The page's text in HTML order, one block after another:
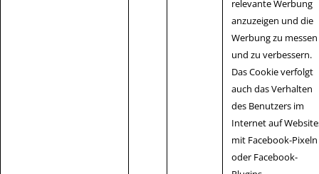
relevante Werbung
anzuzeigen und die
Werbung zu messen
und zu verbessern.
Das Cookie verfolgt
auch das Verhalten
des Benutzers im
Internet auf
mit Facebook-Pixeln
oder Facebook-